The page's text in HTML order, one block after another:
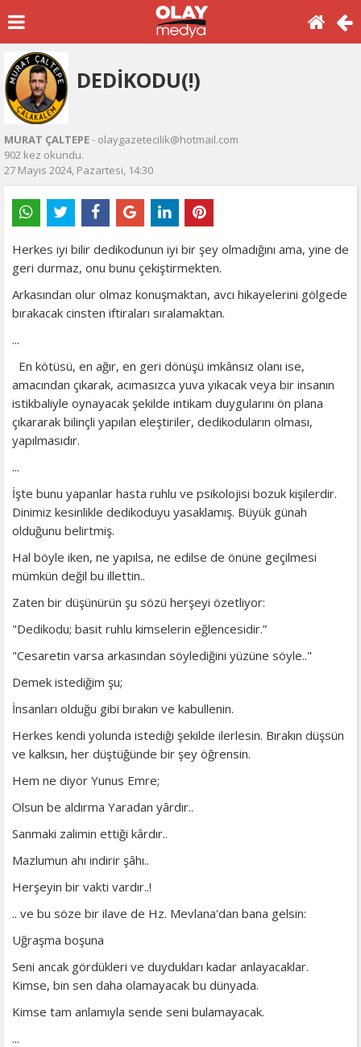
DEDİKODU(!)
MURAT ÇALTEPE- olaygazetecilik@hotmail.com
902 kez okundu.
27 Mayıs 2024, Pazartesi, 14:30
Herkes iyi bilir dedikodunun iyi bir şey olmadığını ama, yine de
geri durmaz, onu bunu çekiştirmekten.
Arkasından olur olmaz konuşmaktan, avcı hikayelerini gölgede
bırakacak cinsten iftiraları sıralamaktan.
...
En kötüsü, en ağır, en geri dönüşü imkânsız olanı ise,
amacından çıkarak, acımasızca yuva yıkacak veya bir insanın
istikbaliyle oynayacak şekilde intikam duygularını ön plana
çıkararak bilinçli yapılan eleştiriler, dedikoduların olması,
yapılmasıdır.
...
İşte bunu yapanlar hasta ruhlu ve psikolojisi bozuk kişilerdir.
Dinimiz kesinlikle dedikoduyu yasaklamış. Büyük günah
olduğunu belirtmiş.
Hal böyle iken, ne yapılsa, ne edilse de önüne geçilmesi
mümkün değil bu illettin..
Zaten bir düşünürün şu sözü herşeyi özetliyor:
"Dedikodu; basit ruhlu kimselerin eğlencesidir.”
"Cesaretin varsa arkasından söylediğini yüzüne söyle.."
Demek istediğim şu;
İnsanları olduğu gibi bırakın ve kabullenin.
Herkes kendi yolunda istediği şekilde ilerlesin. Bırakın düşsün
ve kalksın, her düştüğünde bir şey öğrensin.
Hem ne diyor Yunus Emre;
Olsun be aldırma Yaradan yârdır..
Sanmaki zalimin ettiği kârdır..
Mazlumun ahı indirir şâhı..
Herşeyin bir vakti vardır..!
.. ve bu söze bir ilave de Hz. Mevlana'dan bana gelsin:
Uğraşma boşuna
Seni ancak gördükleri ve duydukları kadar anlayacaklar.
Kimse, bin sen daha olamayacak bu dünyada.
Kimse tam anlamıyla sende seni bulamayacak.
...